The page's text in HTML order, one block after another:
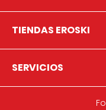
TIENDAS EROSKI
SERVICIOS